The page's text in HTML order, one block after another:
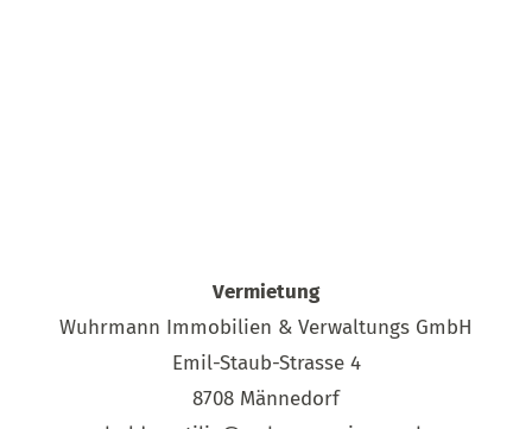
Vermietung
Wuhrmann Immobilien & Verwaltungs GmbH
Emil-Staub-Strasse 4
8708 Männedorf